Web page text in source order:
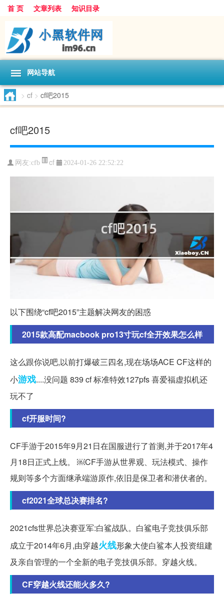
首 页 文章列表 知识目录
网站导航
> cf > cf吧2015
cf吧2015
网友:cfb cf 2024-01-26 22:52:22
以下围绕“cf吧2015”主题解决网友的困惑
2015款高配macbook pro13寸玩cf全开效果怎么样
这么跟你说吧,以前打爆破三四名,现在场场ACE CF这样的
小游戏....没问题 839 cf 标准特效127pfs 喜爱福虚拟机还
玩不了
cf开服时间?
CF手游于2015年9月21日在国服进行了首测,并于2017年4
月18日正式上线。 ￼CF手游从世界观、玩法模式、操作
规则等多个方面继承端游原作,依旧是保卫者和潜伏者的。
cf2021全球总决赛排名?
2021cfs世界总决赛亚军:白鲨战队。白鲨电子竞技俱乐部
成立于2014年6月,由穿越火线形象大使白鲨本人投资组建
及亲自管理的一个全新的电子竞技俱乐部。穿越火线。
CF穿越火线还能火多久?